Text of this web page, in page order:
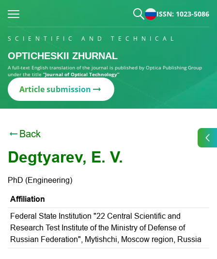
ISSN: 1023-5086
SCIENTIFIC AND TECHNICAL
OPTICHESKII ZHURNAL
A full-text English translation of the journal is published by Optica Publishing Group
under the title “Journal of Optical Technology”
Article submission
Back
Degtyarev, E. V.
PhD (Engineering)
Affiliation
Federal State Institution "22 Central Scientific and
Research Test Institute of the Ministry of Defense of
Russian Federation", Mytishchi, Moscow region, Russia